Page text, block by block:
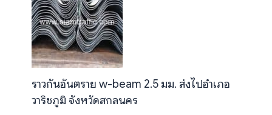
ราวกันอันตราย w-beam 2.5 มม. ส่งไปอำเภอ
วาริชภูมิ จังหวัดสกลนคร